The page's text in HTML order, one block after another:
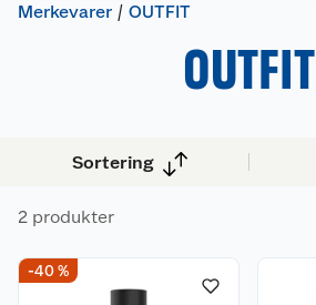
Merkevarer OUTFIT
OUTFIT
Sortering
2 produkter
-40 %
Om oss
Kontakt oss